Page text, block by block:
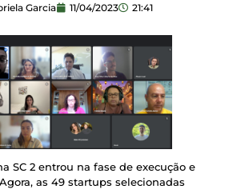
Garcia 11/04/2023 21:41
SC 2 entrou na fase de execução e
as 49 startups selecionadas